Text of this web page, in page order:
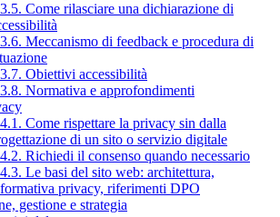
Come rilasciare una dichiarazione di
Meccanismo di feedback e procedura di
Obiettivi accessibilità
Normativa e approfondimenti
Come rispettare la privacy sin dalla
di un sito o servizio digitale
Richiedi il consenso quando necessario
Le basi del sito web: architettura,
privacy, riferimenti DPO
gestione e strategia